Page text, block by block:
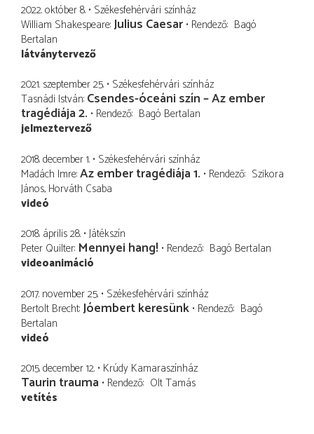
2022. október 8. Székesfehérvári színház
William Shakespeare Julius Caesar Rendező Bagó
Bertalan
látványtervező
2021. szeptember 25. Székesfehérvári színház
Tasnádi István Csendes-óceáni szín – Az ember
tragédiája 2. Rendező Bagó Bertalan
jelmeztervező
2018. december 1. Székesfehérvári színház
Madách Imre Az ember tragédiája 1. Rendező Szikora
János Horváth Csaba
videó
2018. április 28. Játékszín
Peter Quilter Mennyei hang! Rendező Bagó Bertalan
videoanimáció
2017. november 25. Székesfehérvári színház
Bertolt Brecht Jóembert keresünk Rendező Bagó
Bertalan
videó
2015. december 12. Krúdy Kamaraszínház
Taurin trauma Rendező Olt Tamás
vetítés